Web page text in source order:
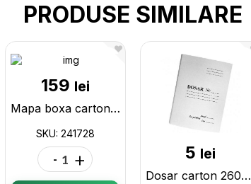
PRODUSE SIMILARE
159 lei
Mapa boxa carton din bunvenil, cotor 12 cm 241728
SKU: 241728
- + 5 lei
Dosar carton 260gr, fara sina metalica BVDF